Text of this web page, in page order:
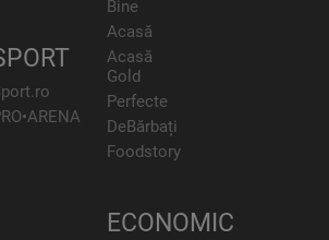
Bine
Acasă
Acasă
Gold
Perfecte
DeBărbați
Foodstory
ECONOMIC